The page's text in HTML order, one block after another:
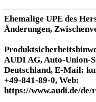
Ehemalige UPE des
Änderungen,
AUDI AG, Auto-Union-
Deutschland, E-Mail:
+49-841-89-0, Web:
https://www.audi.de/de/